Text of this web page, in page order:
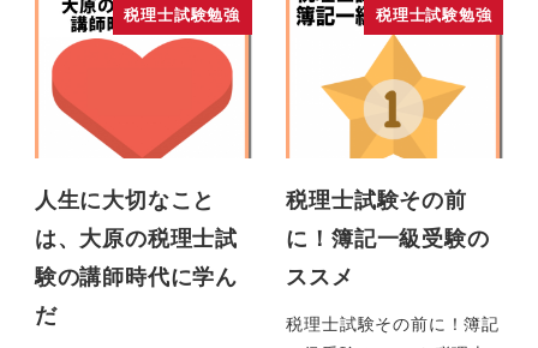
税理士試験勉強
人生に大切なこと
は、大原の税理士試
験の講師時代に学ん
だ
税理士試験勉強
税理士試験その前
に！簿記一級受験の
ススメ
税理士試験その前に！簿記